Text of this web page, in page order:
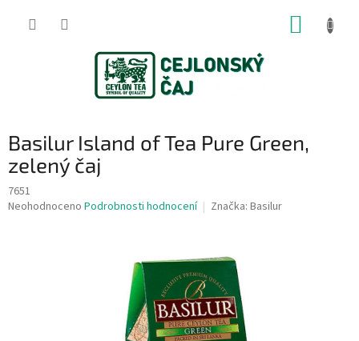
Basilur Island of Tea Pure Green,
zelený čaj
7651
Průměrné
Neohodnoceno Podrobnosti hodnocení Značka: Basilur